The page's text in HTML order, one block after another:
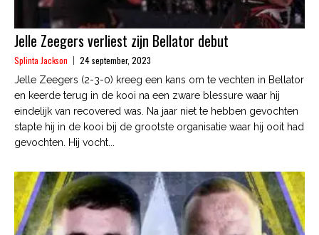
Jelle Zeegers verliest zijn Bellator debut
Splinta Jackson 24 september, 2023
Jelle Zeegers (2-3-0) kreeg een kans om te vechten in Bellator
en keerde terug in de kooi na een zware blessure waar hij
eindelijk van recovered was. Na jaar niet te hebben gevochten
stapte hij in de kooi bij de grootste organisatie waar hij ooit had
gevochten. Hij vocht...